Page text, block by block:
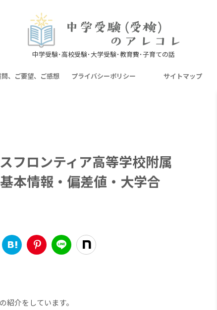
中学受験･高校受験･大学受験･教育費･子育ての話
問、ご要望、ご感想 プライバシーポリシー サイトマップ
フロンティア高等学校附属
本情報・偏差値・大学合
紹介をしています。